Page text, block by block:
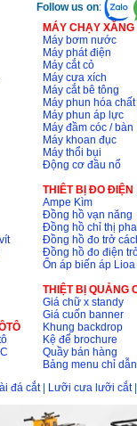
Follow us on:
MÁY CHẠY
Máy bơm nước
Máy phát điện
Máy cắt cỏ
Máy cưa xích
Máy cắt bê tông
Máy phun hóa chất
Máy phun áp lực
Máy đầm cóc / bàn
Máy khoan đục
Máy thổi bụi
Động cơ đầu nổ
THIÊT BỊ ĐO ĐIỆN
Ampe Kìm
Đồng hồ vạn năng
Đồng hồ chỉ thị pha
Đồng hồ đo trở
Đồng hồ đo điện
Ổn áp biến áp Lioa
THIỆT BỊ QUẢNG
Giá chữ x standy
Giá cuốn banner
Khung backdrop
Kệ để brochure
Quầy bán hàng
Bảng menu chỉ dẫn
đá cắt| Lưỡi cưa lưỡi cắt